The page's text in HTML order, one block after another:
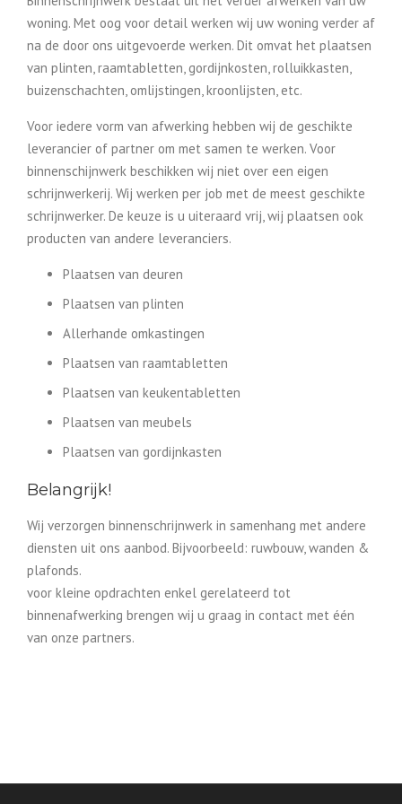
woning. Met oog voor detail werken wij uw woning verder af
na de door ons uitgevoerde werken. Dit omvat het plaatsen
van plinten, raamtabletten, gordijnkosten, rolluikkasten,
buizenschachten, omlijstingen, kroonlijsten, etc.
Voor iedere vorm van afwerking hebben wij de geschikte
leverancier of partner om met samen te werken. Voor
binnenschijnwerk beschikken wij niet over een eigen
schrijnwerkerij. Wij werken per job met de meest geschikte
schrijnwerker. De keuze is u uiteraard vrij, wij plaatsen ook
producten van andere leveranciers.
Plaatsen van deuren
Plaatsen van plinten
Allerhande omkastingen
Plaatsen van raamtabletten
Plaatsen van keukentabletten
Plaatsen van meubels
Plaatsen van gordijnkasten
Belangrijk!
Wij verzorgen binnenschrijnwerk in samenhang met andere
diensten uit ons aanbod. Bijvoorbeeld: ruwbouw, wanden &
plafonds.
voor kleine opdrachten enkel gerelateerd tot
binnenafwerking brengen wij u graag in contact met één
van onze partners.